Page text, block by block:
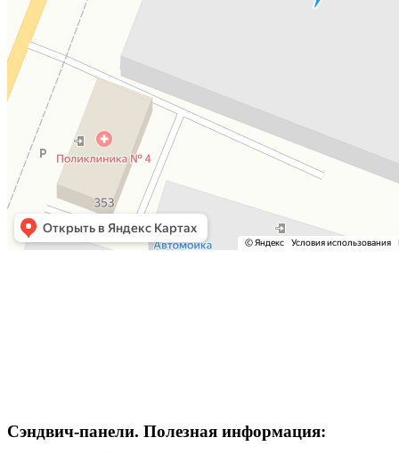
Сэндвич-панели. Полезная информация: